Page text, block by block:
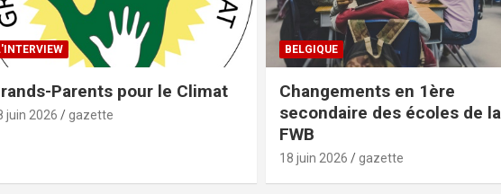
Parents pour le Climat
juin 2026 gazette
BELGIQUE
Changements en 1ère
secondaire des écoles de la
FWB
18 juin 2026 gazette